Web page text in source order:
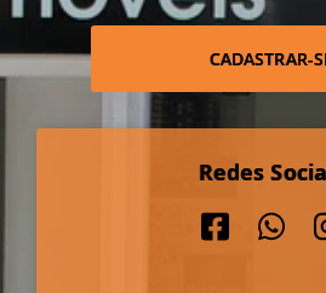
CADASTRAR-
Redes